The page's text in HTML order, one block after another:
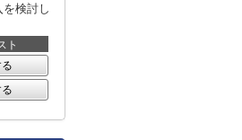
検討し
ト